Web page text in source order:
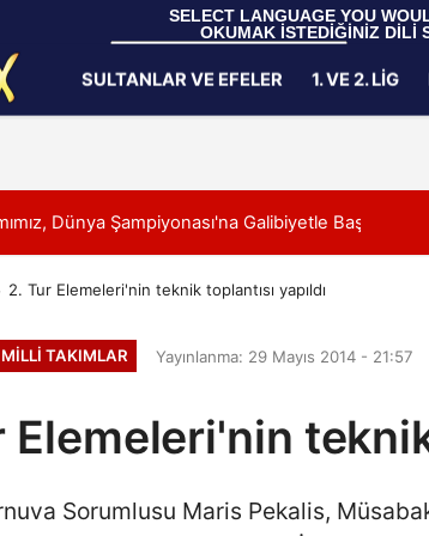
SELECT LANGUAGE YOU
OKUMAK İSTEDİĞİNİZ DİLİ
SULTANLAR VE EFELER 1. VE 2. LIG
Rakiplerimiz Belli Oldu
2. Tur Elemeleri'nin teknik toplantısı yapıldı
MILLI TAKIMLAR Yayınlanma: 29 Mayıs 2014 - 21:57
Elemeleri'nin teknik
Sorumlusu Maris Pekalis,